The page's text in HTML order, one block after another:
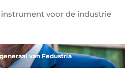
, woon-, en badkamerbranche
voor de industrie
van Fedustria